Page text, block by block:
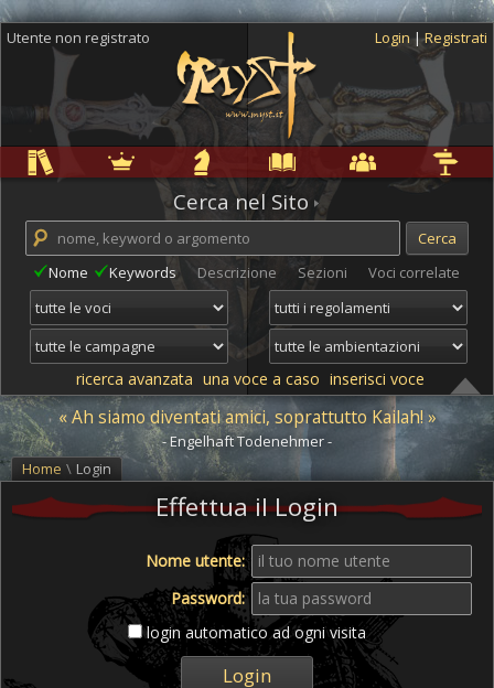
Utente non registrato Login |Registrati
Cerca nel Sito
Nome Keywords Descrizione Sezioni Voci correlate
ricerca avanzata una voce a caso inserisci voce
« Ah siamo diventati amici, soprattutto Kailah! »
- Engelhaft Todenehmer -
Home \ Login
Effettua il Login
Nome utente:
Password:
login automatico ad ogni visita